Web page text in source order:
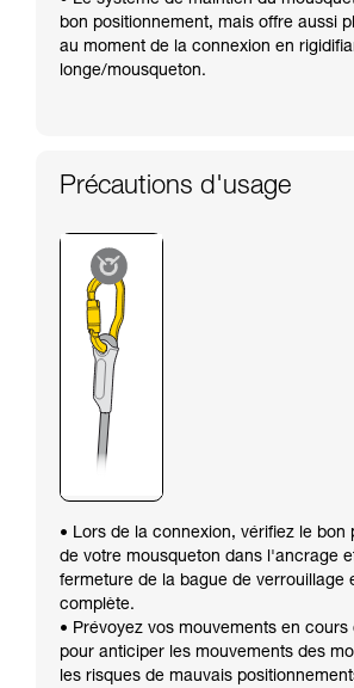
bon positionnement, mais offre aussi
au moment de la connexion en
longe/mousqueton.
Précautions d'usage
• Lors de la connexion, vérifiez le bon
de votre mousqueton dans l'ancrage
fermeture de la bague de verrouillage
complète.
• Prévoyez vos mouvements en cours
pour anticiper les mouvements des
les risques de mauvais